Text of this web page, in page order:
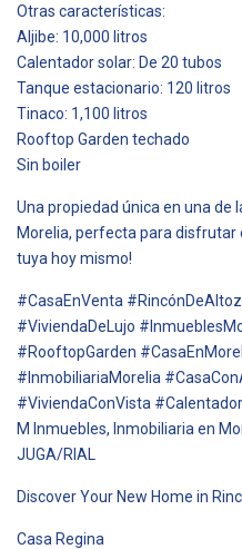
Otras características:
Aljibe: 10,000 litros
Calentador solar: De 20 tubos
Tanque estacionario: 120 litros
Tinaco: 1,100 litros
Rooftop Garden techado
Sin boiler
Una propiedad única en una de
Morelia, perfecta para disfrutar
tuya hoy mismo!
#CasaEnVenta
#ViviendaDeLujo
#RooftopGarden
#InmobiliariaMorelia
#ViviendaConVista
M Inmuebles, Inmobiliaria en
JUGA/RIAL
Discover Your New Home in
Casa Regina